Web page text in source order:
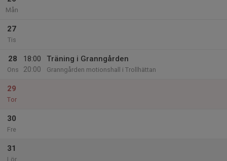
Mån
27
Tis
28
Ons
18:00
20:00
Träning i Granngården
Granngården motionshall i Trollhättan
29
Tor
30
Fre
31
Lör